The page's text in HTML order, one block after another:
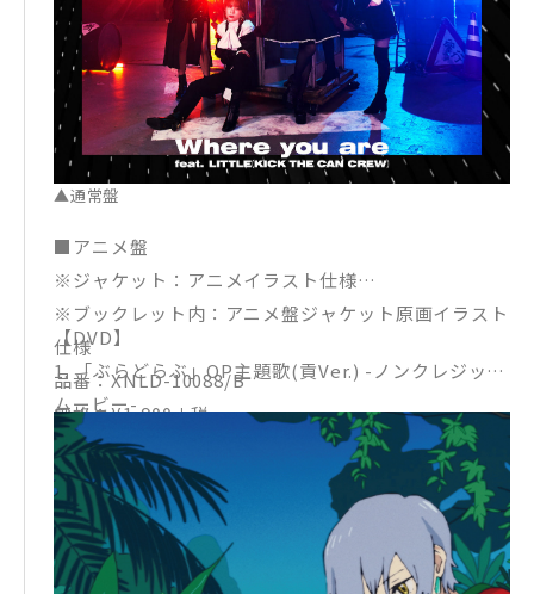
W) -Instrumental-
4. Terrestrial paradise -Instrumental-
▲通常盤
■アニメ盤
※ジャケット：アニメイラスト仕様
※ブックレット内：アニメ盤ジャケット原画イラスト
仕様
品番：XNLD-10088/B
価格：¥1,900＋税
収録曲：
【CD】
1. Where you are feat. LITTLE(KICK THE CAN CRE
W) ※アニメ「ぶらどらぶ」オープニング主題歌 “貢V
ersion”
【DVD】
1. 「ぶらどらぶ」OP主題歌(貢Ver.) -ノンクレジット
ムービー-
2. Where you are feat. LITTLE(KICK THE CAN CRE
W) -Music Video-